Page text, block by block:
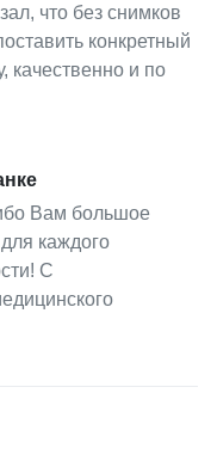
что без снимков
конкретный
качественно и по
Вам большое
каждого
С